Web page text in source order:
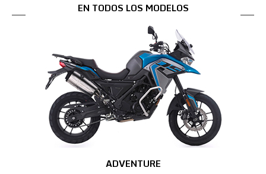
EN TODOS LOS MODELOS
ADVENTURE